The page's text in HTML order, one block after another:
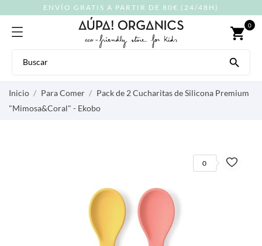
ENVÍO GRATIS A PARTIR DE 80€ (24/48H)
shopping_cart 0

Inicio Para Comer
Pack de 2 Cucharitas de Silicona Premium
"Mimosa&Coral" - Ekobo
0